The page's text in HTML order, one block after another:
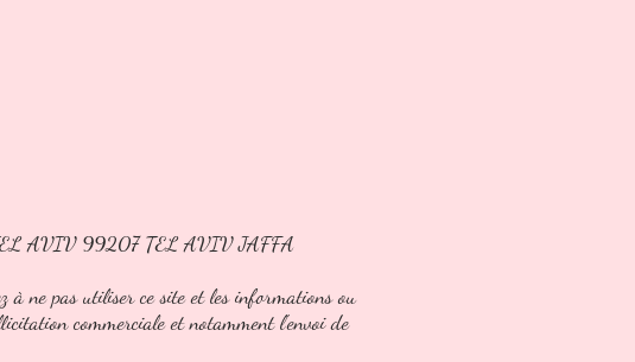
TEL AVIV 99207 TEL AVIV JAFFA
à ne pas utiliser ce site et les informations ou
commerciale et notamment l'envoi de